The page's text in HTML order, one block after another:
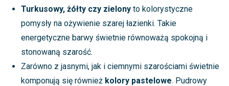
Turkusowy, żółty czy zielony to kolorystyczne
pomysły na ożywienie szarej łazienki. Takie
energetyczne barwy świetnie równoważą spokojną i
stonowaną szarość.
Zarówno z jasnymi, jak i ciemnymi szarościami świetnie
komponują się również kolory pastelowe. Pudrowy